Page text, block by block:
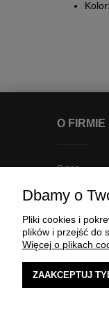
O FIRMIE
O nas
Regulaminy
Polityka
Punkt odbioru
Dbamy o
Pliki cookies i
plików i przejść do
Więcej o plikach
ZAAKCEPTUJ